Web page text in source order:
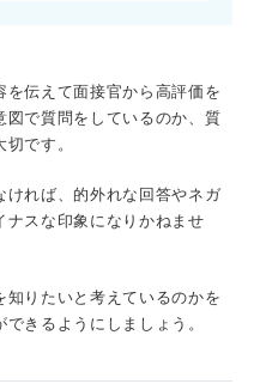
処方法を伝えている
いる
るときは質問意図をふまえた
伝えて面接官から高評価を
図で質問をしているのか、質
です。
ければ、的外れな回答やネガ
ナスな印象になりかねませ
りたいと考えているのかを
きるようにしましょう。